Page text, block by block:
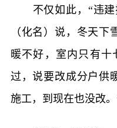
不仅如此，“违建
（化名）说，冬天
暖不好，室内只有十
过，说要改成分户供
施工，到现在也没改。